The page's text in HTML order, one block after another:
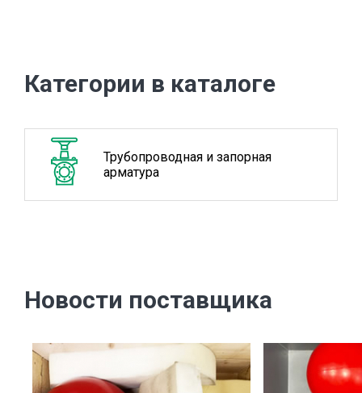
Категории в каталоге
Трубопроводная и запорная
арматура
Новости поставщика